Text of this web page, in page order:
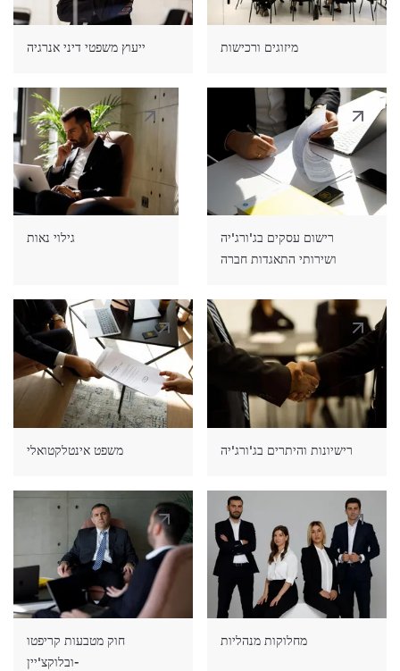
0.5 - 6 שנים.
גאורגיה. רישיון שהייה קבוע ניתן גם לזר השוהה
בגאורגיה ב-6 השנים האחרונות על בסיס אישור שהייה
זמני. מגורים בג'ורג'יה לצורך לימודים או טיפול רפואי
ותעסוקה בנציגויות דיפלומטיות ושוות ערך בג'ורג'יה
ייעוץ משפטי דיני אנרגיה מיזוגים ורכישות
גילוי נאות
רישום עסקים בג'ורג'יה
ושירותי התאגדות חברה
משפט אינטלקטואלי רישיונות והיתרים בג'ורג'יה
חוק מטבעות קריפטו
ובלוקצ'יין-
מחלוקות מנהליות